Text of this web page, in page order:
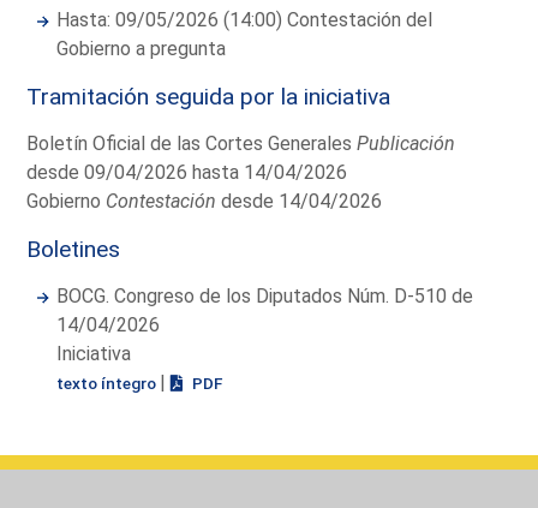
Hasta: 09/05/2026 (14:00) Contestación del
Gobierno a pregunta
Tramitación seguida por la iniciativa
Boletín Oficial de las Cortes GeneralesPublicación
desde 09/04/2026 hasta 14/04/2026
Gobierno Contestación desde 14/04/2026
Boletines
BOCG. Congreso de los Diputados Núm. D-510 de
14/04/2026
Iniciativa
texto íntegro | PDF